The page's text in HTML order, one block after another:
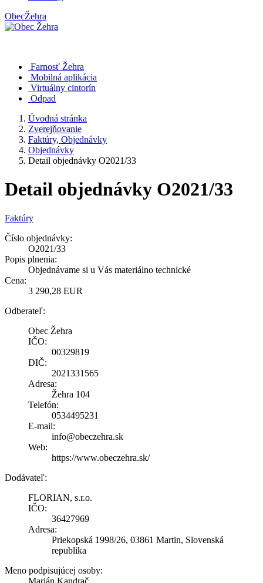
ObecŽehra
Farnosť Žehra
Mobilná aplikácia
Virtuálny cintorín
Odpad
Úvodná stránka
Zverejňovanie
Faktúry, Objednávky
Objednávky
Detail objednávky O2021/33
Detail objednávky O2021/33
Faktúry
Číslo objednávky:
O2021/33
Popis plnenia:
Objednávame si u Vás materiálno technické
Cena:
3 290,28 EUR
Odberateľ:
Obec Žehra
IČO:
00329819
DIČ:
2021331565
Adresa:
Žehra 104
Telefón:
0534495231
E-mail:
info@obeczehra.sk
Web:
https://www.obeczehra.sk/
Dodávateľ:
FLORIAN, s.r.o.
IČO:
36427969
Adresa:
Priekopská 1998/26, 03861 Martin, Slovenská
republika
Meno podpisujúcej osoby:
Marián Kandrač